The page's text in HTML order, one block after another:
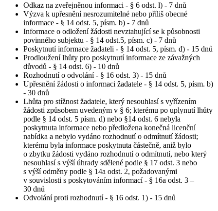
Odkaz na zveřejněnou informaci - § 6 odst. l) - 7 dnů
Výzva k upřesnění nesrozumitelné nebo příliš obecné
informace - § 14 odst. 5, písm. b) - 7 dnů
Informace o odložení žádosti nevztahující se k působnosti
povinného subjektu - § 14 odst.5, písm. c) - 7 dnů
Poskytnutí informace žadateli - § 14 odst. 5, písm. d) - 15 dnů
Prodloužení lhůty pro poskytnutí informace ze závažných
důvodů - § 14 odst. 6) - 10 dnů
Rozhodnutí o odvolání - § 16 odst. 3) - 15 dnů
Upřesnění žádosti o informaci žadatele - § 14 odst. 5, písm. b)
- 30 dnů
Lhůta pro stížnost žadatele, který nesouhlasí s vyřízením
žádosti způsobem uvedeným v § 6; kterému po uplynutí lhůty
podle § 14 odst. 5 písm. d) nebo §14 odst. 6 nebyla
poskytnuta informace nebo předložena konečná licenční
nabídka a nebylo vydáno rozhodnutí o odmítnutí žádosti;
kterému byla informace poskytnuta částečně, aniž bylo
o zbytku žádosti vydáno rozhodnutí o odmítnutí, nebo který
nesouhlasí s výší úhrady sdělené podle § 17 odst. 3 nebo
s výší odměny podle § 14a odst. 2, požadovanými
v souvislosti s poskytováním informací - § 16a odst. 3 –
30 dnů
Odvolání proti rozhodnutí - § 16 odst. 1) - 15 dnů